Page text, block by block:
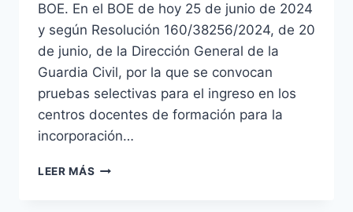
BOE. En el BOE de hoy 25 de junio de 2024
y según Resolución 160/38256/2024, de 20
de junio, de la Dirección General de la
Guardia Civil, por la que se convocan
pruebas selectivas para el ingreso en los
centros docentes de formación para la
incorporación…
LEER MÁS 2721